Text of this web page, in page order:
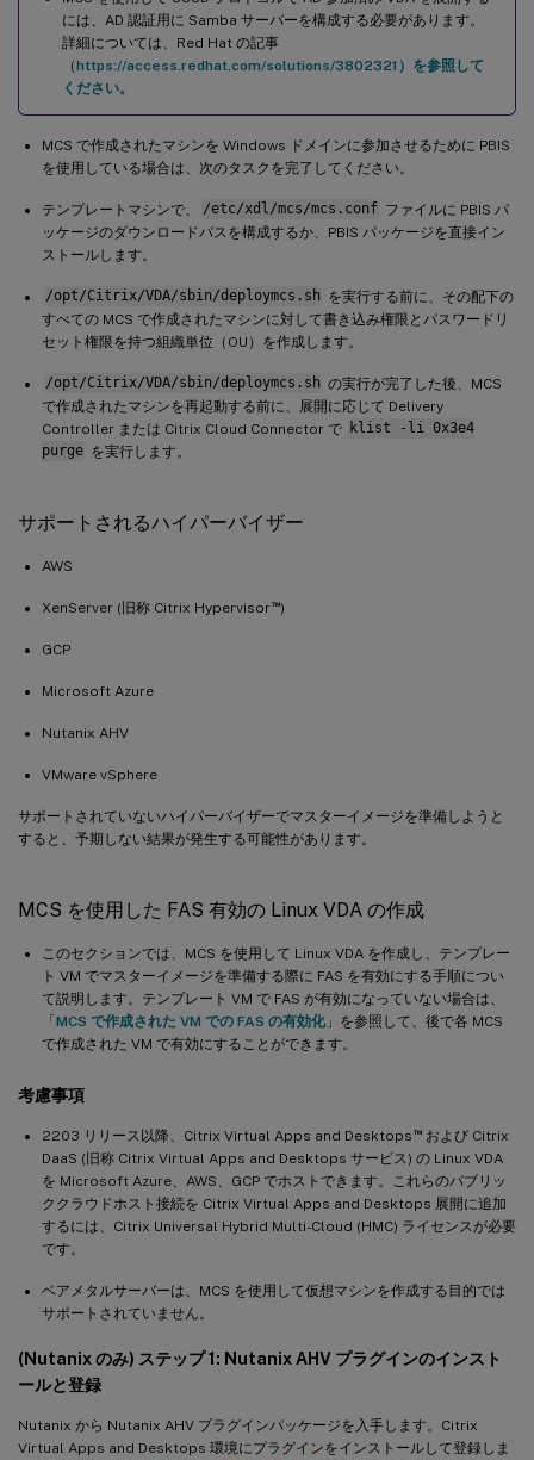
には、AD 認証用に Samba サーバーを構成する必要があります。
詳細については、Red Hat の記事
（https://access.redhat.com/solutions/3802321）を参照して
ください。
MCS で作成されたマシンを Windows ドメインに参加させるために PBIS
を使用している場合は、次のタスクを完了してください。
テンプレートマシンで、 /etc/xdl/mcs/mcs.conf ファイルに PBIS パ
ッケージのダウンロードパスを構成するか、PBIS パッケージを直接イン
ストールします。
/opt/Citrix/VDA/sbin/deploymcs.sh を実行する前に、その配下の
すべての MCS で作成されたマシンに対して書き込み権限とパスワードリ
セット権限を持つ組織単位（OU）を作成します。
/opt/Citrix/VDA/sbin/deploymcs.sh の実行が完了した後、MCS
で作成されたマシンを再起動する前に、展開に応じて Delivery
Controller または Citrix Cloud Connector で klist -li 0x3e4
purge を実行します。
サポートされるハイパーバイザー
AWS
XenServer (旧称 Citrix Hypervisor™)
GCP
Microsoft Azure
Nutanix AHV
VMware vSphere
サポートされていないハイパーバイザーでマスターイメージを準備しようと
すると、予期しない結果が発生する可能性があります。
MCS を使用した FAS 有効の Linux VDA の作成
このセクションでは、MCS を使用して Linux VDA を作成し、テンプレー
ト VM でマスターイメージを準備する際に FAS を有効にする手順につい
て説明します。テンプレート VM で FAS が有効になっていない場合は、
「MCS で作成された VM での FAS の有効化」を参照して、後で各 MCS
で作成された VM で有効にすることができます。
考慮事項
2203 リリース以降、Citrix Virtual Apps and Desktops ™および Citrix
DaaS (旧称 Citrix Virtual Apps and Desktops サービス) の Linux VDA
を Microsoft Azure、AWS、GCP でホストできます。これらのパブリッ
ククラウドホスト接続を Citrix Virtual Apps and Desktops 展開に追加
するには、Citrix Universal Hybrid Multi-Cloud (HMC) ライセンスが必要
です。
ベアメタルサーバーは、MCS を使用して仮想マシンを作成する目的では
サポートされていません。
(Nutanix のみ) ステップ 1: Nutanix AHV プラグインのインスト
ールと登録
Nutanix から Nutanix AHV プラグインパッケージを入手します。Citrix
Virtual Apps and Desktops 環境にプラグインをインストールして登録しま